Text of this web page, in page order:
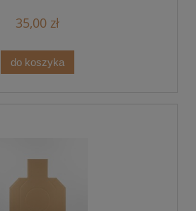
35,00 zł
do koszyka